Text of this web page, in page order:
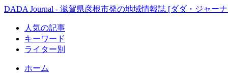
DADA Journal - 滋賀県彦根市発の地域情報誌 [ダダ・ジャー
人気の記事
キーワード
ライター別
ホーム